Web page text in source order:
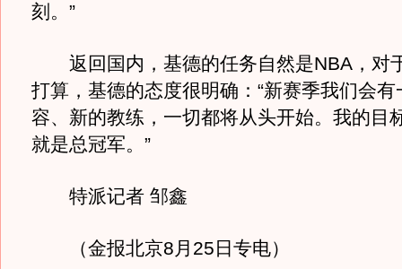
刻。”
返回国内，基德的任务自然是NBA，对
打算，基德的态度很明确：“新赛季我们会有
容、新的教练，一切都将从头开始。我的目
就是总冠军。”
特派记者 邹鑫
（金报北京8月25日专电）